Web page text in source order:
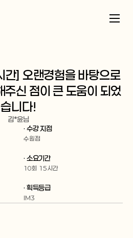
] 오랜경험을 바탕으로
주신 점이 큰 도움이 되었
습니다!
김*윤님
· 수강 지점
수원점
· 소요기간
10회 15시간
· 획득등급
IM3